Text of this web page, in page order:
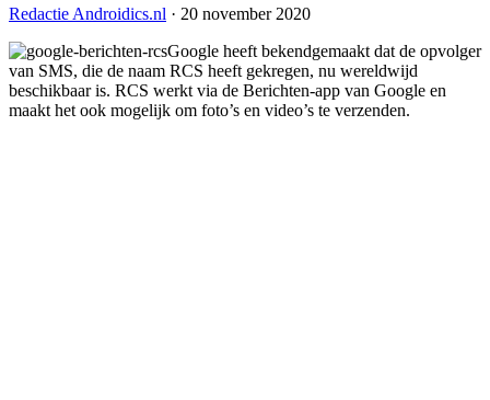
Redactie Androidics.nl · 20 november 2020
Google heeft bekendgemaakt dat de opvolger
van SMS, die de naam RCS heeft gekregen, nu wereldwijd
beschikbaar is. RCS werkt via de Berichten-app van Google en
maakt het ook mogelijk om foto’s en video’s te verzenden.